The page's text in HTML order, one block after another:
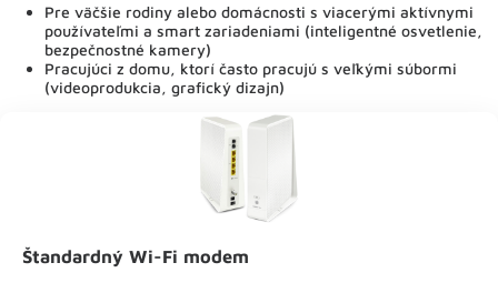
Pre väčšie rodiny alebo domácnosti s viacerými aktívnymi
používateľmi a smart zariadeniami (inteligentné osvetlenie,
bezpečnostné kamery)
Pracujúci z domu, ktorí často pracujú s veľkými súbormi
(videoprodukcia, grafický dizajn)
Štandardný Wi-Fi modem